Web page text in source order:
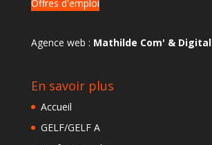
Offres d'emploi
Agence web : Mathilde Com' & Digital
En savoir plus
Accueil
GELF/GELF A